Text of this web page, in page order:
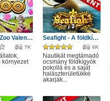
My Free Zoo Valentin nap
7K
környezet
Seafight - A földkígyó éve
6K
Nautikát megtámadó
ocsmány földkígyók
pokollá és a saját
halászterületükké
akarják...